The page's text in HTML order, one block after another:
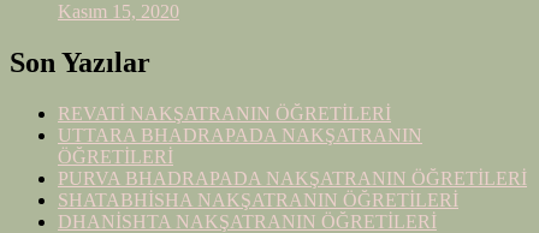
Kasım 15, 2020
Son Yazılar
REVATİ NAKŞATRANIN ÖĞRETİLERİ
UTTARA BHADRAPADA NAKŞATRANIN
ÖĞRETİLERİ
PURVA BHADRAPADA NAKŞATRANIN ÖĞRETİLERİ
SHATABHİSHA NAKŞATRANIN ÖĞRETİLERİ
DHANİSHTA NAKŞATRANIN ÖĞRETİLERİ